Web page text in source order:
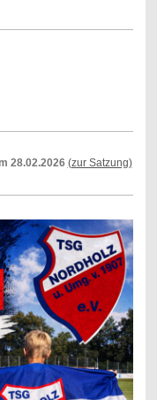
28.02.2026 (zur Satzung)